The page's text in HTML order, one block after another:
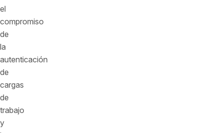
el
compromiso
de
la
autenticación
de
cargas
de
trabajo
y